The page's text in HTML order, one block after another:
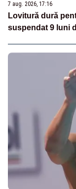
7 aug. 2026, 17:16
Lovitură dură
suspendat 9 luni